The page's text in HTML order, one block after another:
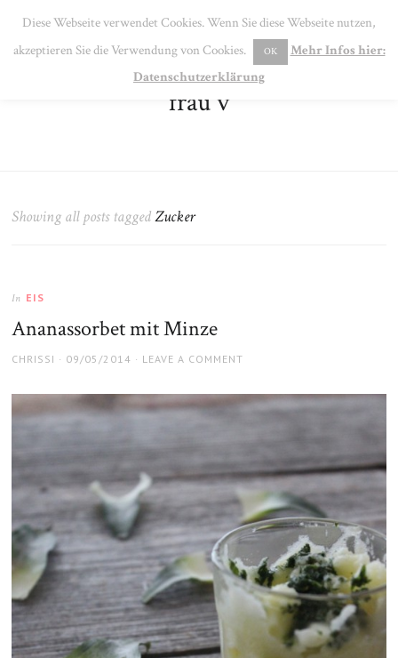
MENU
frau v
Showing all posts taggedZucker
In EIS
Ananassorbet mit Minze
AUTHOR
CHRISSI
POSTED
09/05/2014 LEAVE A COMMENT
Diese Webseite verwendet Cookies. Wenn Sie diese Webseite nutzen,
akzeptieren Sie die Verwendung von Cookies.
OK
Mehr Infos hier:
Datenschutzerklärung